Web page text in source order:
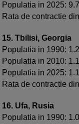
Populatia in 2025:
Rata de contractie
15. Tbilisi, Georgia
Populatia in 1990:
Populatia in 2010:
Populatia in 2025:
Rata de contractie
16. Ufa, Rusia
Populatia in 1990: